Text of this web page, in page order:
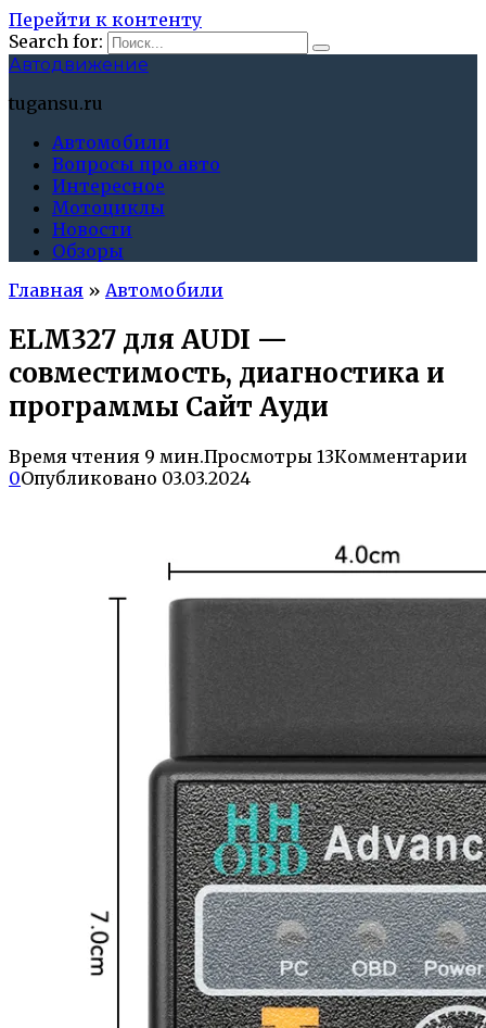
Перейти к контенту
Search for:
Автодвижение
tugansu.ru
Автомобили
Вопросы про авто
Интересное
Мотоциклы
Новости
Обзоры
Главная » Автомобили
ELM327 для AUDI —
совместимость, диагностика и
программы Сайт Ауди
Время чтения 9 мин.Просмотры 13Комментарии
0Опубликовано 03.03.2024